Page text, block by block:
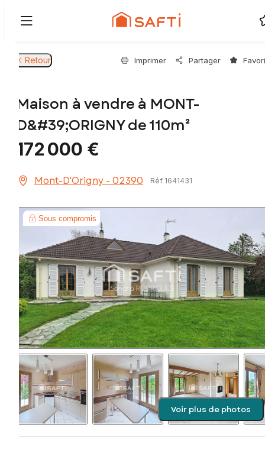
Retour Imprimer Partager
Maison à vendre à MONT-
D&#39;ORIGNY de 110m²
172 000 €
Mont-D'Origny - 02390 Réf 1641431
Sous compromis
Voir plus de photos